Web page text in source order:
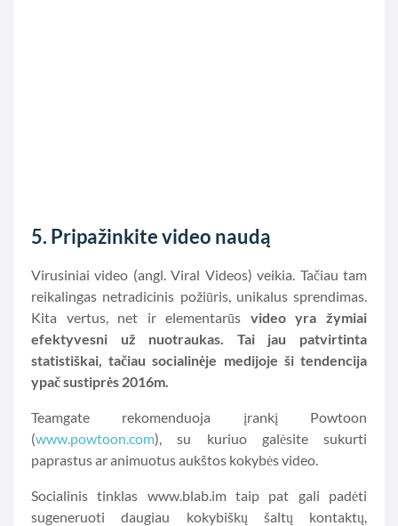
5. Pripažinkite video naudą
Virusiniai video (angl. Viral Videos) veikia. Tačiau tam
reikalingas netradicinis požiūris, unikalus sprendimas.
Kita vertus, net ir elementarūs video yra žymiai
efektyvesni už nuotraukas. Tai jau patvirtinta
statistiškai, tačiau socialinėje medijoje ši tendencija
ypač sustiprės 2016m.
Teamgate rekomenduoja įrankį Powtoon
(www.powtoon.com), su kuriuo galėsite sukurti
paprastus ar animuotus aukštos kokybės video.
Socialinis tinklas www.blab.im taip pat gali padėti
sugeneruoti daugiau kokybiškų šaltų kontaktų,